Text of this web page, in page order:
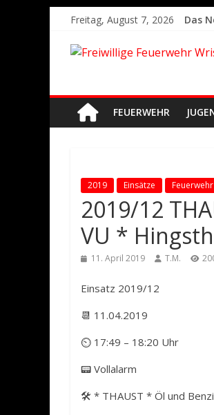
Freitag, August 7, 2026 Das
FEUERWEHR
2019 Einsätze Feuerwehr
2019/12
VU *
11. April 2019 T.M.
Einsatz 2019/12
📆 11.04.2019
⏲ 17:49 – 18:20 Uhr
📟 Vollalarm
🛠️ * THAUST * Öl und